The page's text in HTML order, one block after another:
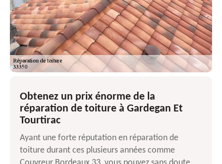
Obtenez un prix énorme de la
réparation de toiture à Gardegan Et
Tourtirac
Ayant une forte réputation en réparation de
toiture durant ces plusieurs années comme